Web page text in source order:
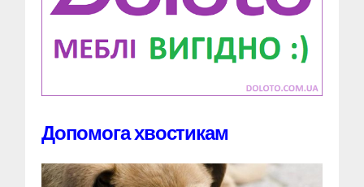
Допомога хвостикам